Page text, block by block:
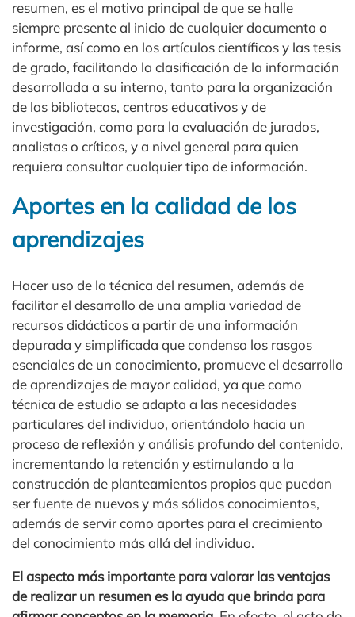
resumen, es el motivo principal de que se halle
siempre presente al inicio de cualquier documento o
informe, así como en los artículos científicos y las tesis
de grado, facilitando la clasificación de la información
desarrollada a su interno, tanto para la organización
de las bibliotecas, centros educativos y de
investigación, como para la evaluación de jurados,
analistas o críticos, y a nivel general para quien
requiera consultar cualquier tipo de información.
Aportes en la calidad de los
aprendizajes
Hacer uso de la técnica del resumen, además de
facilitar el desarrollo de una amplia variedad de
recursos didácticos a partir de una información
depurada y simplificada que condensa los rasgos
esenciales de un conocimiento, promueve el desarrollo
de aprendizajes de mayor calidad, ya que como
técnica de estudio se adapta a las necesidades
particulares del individuo, orientándolo hacia un
proceso de reflexión y análisis profundo del contenido,
incrementando la retención y estimulando a la
construcción de planteamientos propios que puedan
ser fuente de nuevos y más sólidos conocimientos,
además de servir como aportes para el crecimiento
del conocimiento más allá del individuo.
El aspecto más importante para valorar las ventajas
de realizar un resumen es la ayuda que brinda para